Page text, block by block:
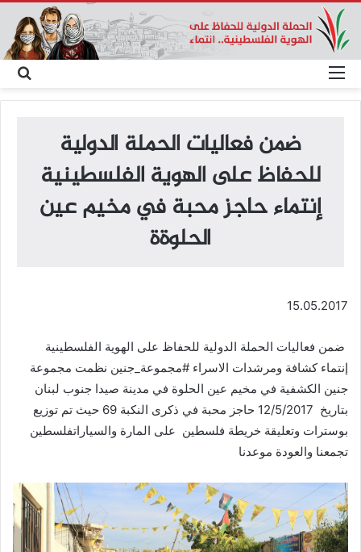
عن
القائمة
ضمن فعاليات الحملة الدولية
للحفاظ على الهوية الفلسطينية
إنتماء حاجز محبة في مخيم عين
الحلوةة
15.05.2017
ضمن فعاليات الحملة الدولية للحفاظ على الهوية الفلسطينية
إنتماء كشافة ومرشدات الاسراء #مجموعة_جنين نظمت مجموعة
جنين الكشفية في مخيم عين الحلوة في مدينة صيدا جنوب لبنان
بتاريخ 12/5/2017 حاجز محبة في ذكرى النكبة 69 حيث تم توزيع
بوسترات وتعليقة خريطة فلسطين على المارة والسياراتفلسطين
تجمعنا والعودة موعدنا